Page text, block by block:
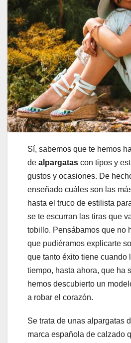
Sí, sabemos que te hemos
de alpargatas con tipos y
gustos y ocasiones. De
enseñado cuáles son las
hasta el truco de estilista
se te escurran las tiras que
tobillo. Pensábamos que no
que pudiéramos explicarte
que tanto éxito tiene cuando
tiempo, hasta ahora, que ha
hemos descubierto un
a robar el corazón.
Se trata de unas alpargatas
marca española de calzado